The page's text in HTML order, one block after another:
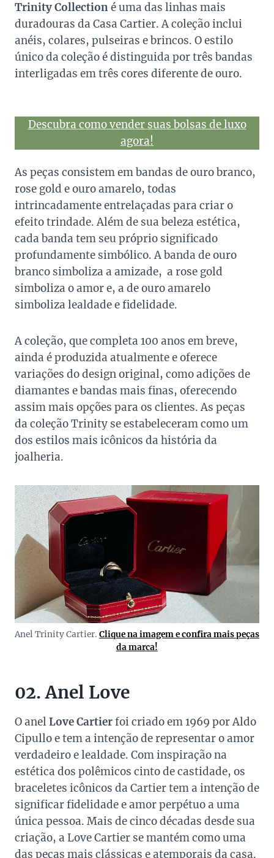
Trinity Collectioné uma das linhas mais
duradouras da Casa Cartier. A coleção inclui
anéis, colares, pulseiras e brincos. O estilo
único da coleção é distinguida por três bandas
interligadas em três cores diferente de ouro.
Descubra como vender suas bolsas de luxo
agora!
As peças consistem em bandas de ouro branco,
rose gold e ouro amarelo, todas
intrincadamente entrelaçadas para criar o
efeito trindade. Além de sua beleza estética,
cada banda tem seu próprio significado
profundamente simbólico. A banda de ouro
branco simboliza a amizade, a rose gold
simboliza o amor e, a de ouro amarelo
simboliza lealdade e fidelidade.
A coleção, que completa 100 anos em breve,
ainda é produzida atualmente e oferece
variações do design original, como adições de
diamantes e bandas mais finas, oferecendo
assim mais opções para os clientes. As peças
da coleção Trinity se estabeleceram como um
dos estilos mais icônicos da história da
joalheria.
Anel Trinity Cartier. Clique na imagem e confira mais peças
da marca!
02. Anel Love
O anelLove Cartierfoi criado em 1969 por Aldo
Cipullo e tem a intenção de representar o amor
verdadeiro e lealdade. Com inspiração na
estética dos polêmicos cinto de castidade, os
braceletes icônicos da Cartier tem a intenção de
significar fidelidade e amor perpétuo a uma
única pessoa. Mais de cinco décadas desde sua
criação, a Love Cartier se mantém como uma
das peças mais clássicas e atemporais da casa.